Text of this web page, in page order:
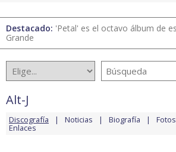
Destacado: 'Petal' es el octavo álbum de
Grande
Alt-J
Discografía Noticias Biografía Fotos
Enlaces